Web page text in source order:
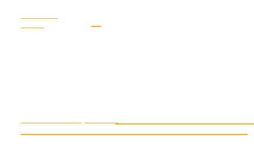
KYRGYZSTAN DAL 31 LUGLIO AL 2 AGOSTO 2026